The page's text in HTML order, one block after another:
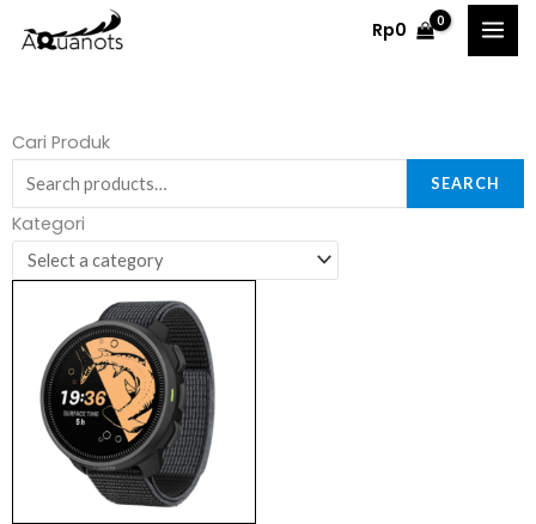
Rp0
Cari Produk
Search
for:
SEARCH
Kategori